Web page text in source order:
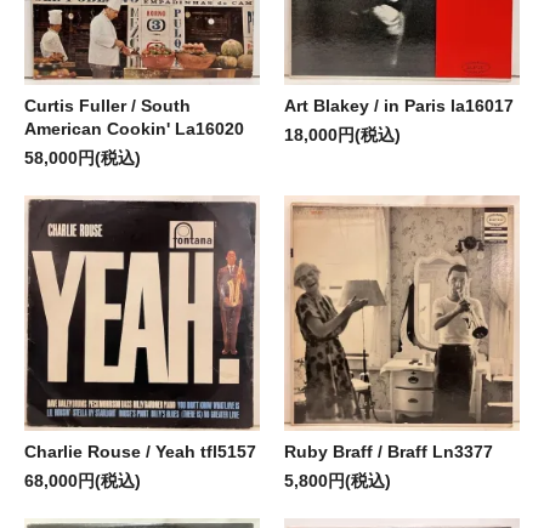
Curtis Fuller / South
American Cookin' La16020
58,000円(税込)
Art Blakey / in Paris la16017
18,000円(税込)
Charlie Rouse / Yeah tfl5157
68,000円(税込)
Ruby Braff / Braff Ln3377
5,800円(税込)